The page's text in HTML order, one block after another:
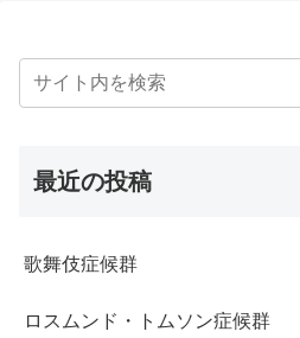
最近の投稿
歌舞伎症候群
ロスムンド・トムソン症候群